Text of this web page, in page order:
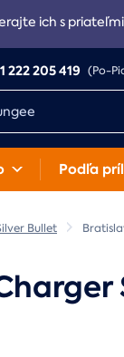
ich s
222 205 419 (Po-
Podľa
Bullet